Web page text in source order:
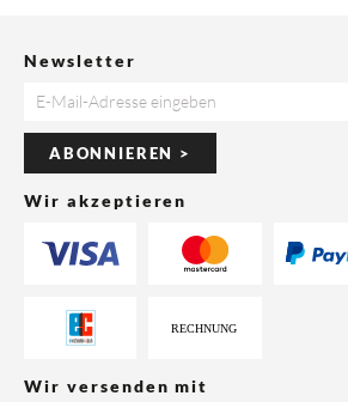
Newsletter
ABONNIEREN >
Wir akzeptieren
Wir versenden mit